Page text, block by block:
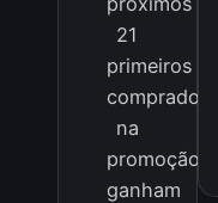
21
primeiros
compradores
na
promoção
ganham